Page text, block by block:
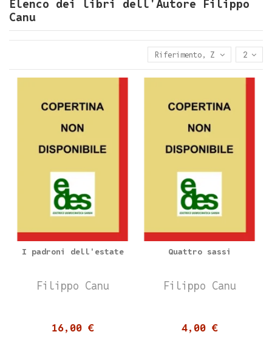
Elenco dei libri dell'Autore Filippo
Canu
Riferimento, Z - A 2
I padroni dell'estate
Filippo Canu
16,00 €
Quattro sassi
Filippo Canu
4,00 €